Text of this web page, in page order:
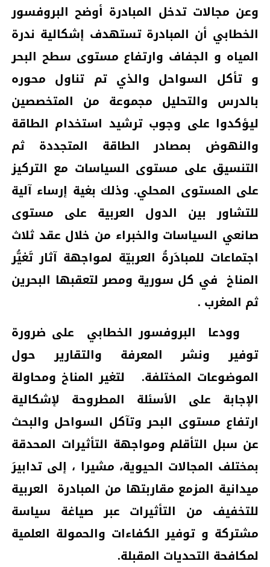
وعن مجالات تدخل المبادرة أوضح البروفسور
الخطابي أن المبادرة تستهدف إشكالية ندرة
المياه و الجفاف وارتفاع مستوى سطح البحر
و تأكل السواحل والذي تم تناول محوره
بالدرس والتحليل مجموعة من المتخصصين
ليؤكدوا على وجوب ترشيد استخدام الطاقة
والنهوض بمصادر الطاقة المتجددة ثم
التنسيق على مستوى السياسات مع التركيز
على المستوى المحلي. وذلك بغية إرساء آلية
للتشاور بين الدول العربية على مستوى
صانعي السياسات والخبراء من خلال عقد ثلاث
اجتماعات للمبادَرةُ العربيّة لمواجهة آثار تَغيُّر
المناخ في كل سورية ومصر لتعقبها البحرين
ثم المغرب .
وودعا
البروفسور الخطابي
على ضرورة
توفير ونشر المعرفة والتقارير حول
الموضوعات المختلفة.
لتغير المناخ ومحاولة
الإجابة على الأسئلة المطروحة لإشكالية
ارتفاع مستوى البحر وتآكل السواحل والبحث
عن سبل التأقلم ومواجهة التأثيرات المحدقة
بمختلف المجالات الحيوية، مشيرا ، إلى تدابيرَ
ميدانية المزمع مقاربتها من المبادرة العربية
للتخفيف من التأثيرات عبر صياغة سياسة
مشتركة و توفير الكفاءات والحمولة العلمية
لمكافحة التحديات المقبلة.